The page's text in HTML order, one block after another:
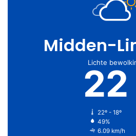
Midden-
Lichte
22
22º - 18º
49%
6.09 km/h